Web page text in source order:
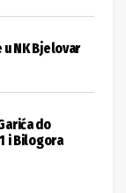
u NK Bjelovar
do
i Bilogora